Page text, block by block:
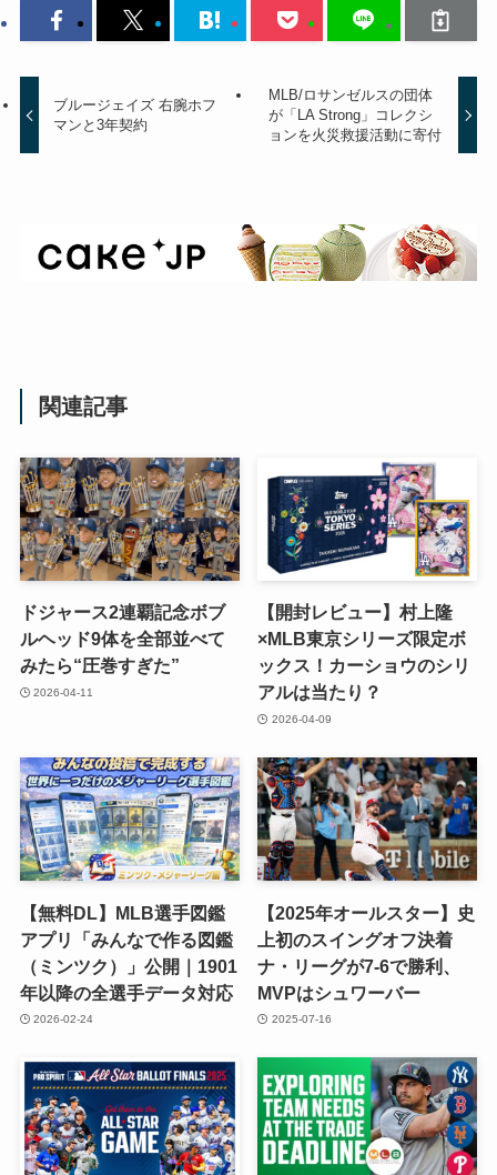
ブルージェイズ 右腕ホフ
マンと3年契約
MLB/ロサンゼルスの団体
が「LA Strong」コレクシ
ョンを火災救援活動に寄付
関連記事
ドジャース2連覇記念ボブ
ルヘッド9体を全部並べて
みたら“圧巻すぎた”
2026-04-11
【開封レビュー】村上隆
×MLB東京シリーズ限定ボ
ックス！カーショウのシリ
アルは当たり？
2026-04-09
【無料DL】MLB選手図鑑
アプリ「みんなで作る図鑑
（ミンツク）」公開｜1901
年以降の全選手データ対応
2026-02-24
【2025年オールスター】史
上初のスイングオフ決着
ナ・リーグが7-6で勝利、
MVPはシュワーバー
2025-07-16